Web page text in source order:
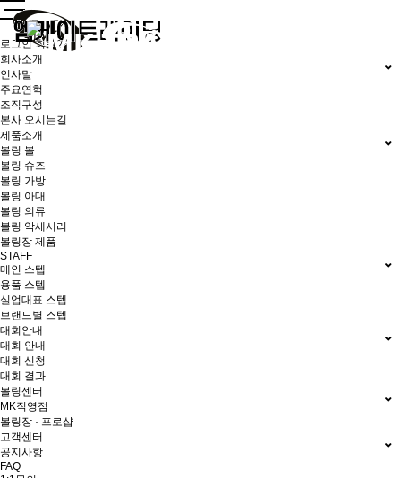
로그인 회원가입
회사소개
인사말
주요연혁
조직구성
본사 오시는길
제품소개
볼링 볼
볼링 슈즈
볼링 가방
볼링 아대
볼링 의류
볼링 악세서리
볼링장 제품
STAFF
메인 스텝
용품 스텝
실업대표 스텝
브랜드별 스텝
대회안내
대회 안내
대회 신청
대회 결과
볼링센터
MK직영점
볼링장 · 프로샵
고객센터
공지사항
FAQ